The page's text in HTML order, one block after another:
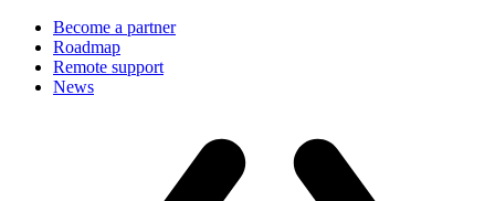
Become a partner
Roadmap
Remote support
News